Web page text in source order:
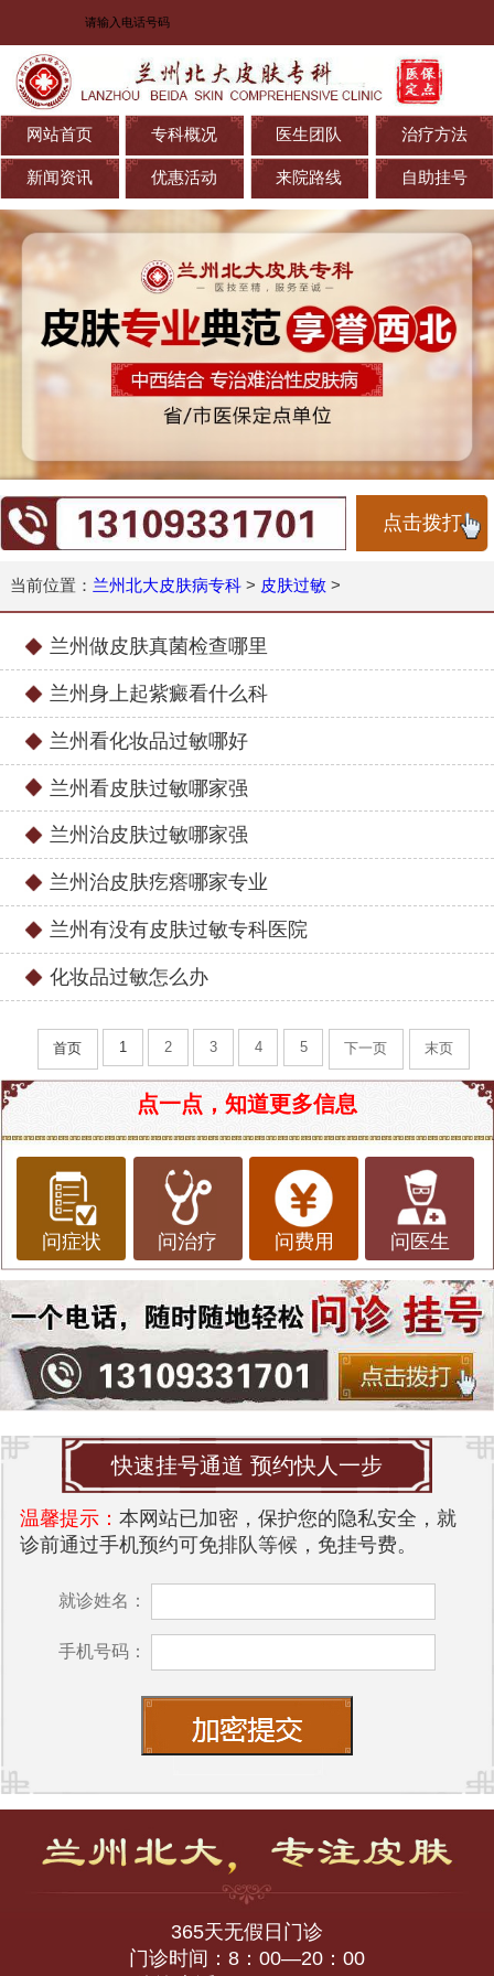
网站首页 专科概况 医生团队 治疗方法
新闻资讯 优惠活动 来院路线 自助挂号
点击拨打
当前位置： 兰州北大皮肤病专科> 皮肤过敏>
兰州做皮肤真菌检查哪里
兰州身上起紫癜看什么科
兰州看化妆品过敏哪好
兰州看皮肤过敏哪家强
兰州治皮肤过敏哪家强
兰州治皮肤疙瘩哪家专业
兰州有没有皮肤过敏专科医院
化妆品过敏怎么办
首页 1 2 3 4 5 下一页 末页
点一点，知道更多信息
问症状 问治疗 问费用 问医生
快速挂号通道 预约快人一步
温馨提示： 本网站已加密，保护您的隐私安全，就
诊前通过手机预约可免排队等候，免挂号费。
就诊姓名：
手机号码：
365天无假日门诊
门诊时间：8：00—20：00